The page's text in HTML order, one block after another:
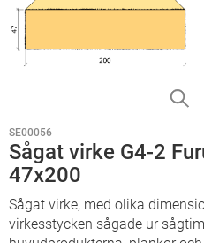
SE00056
Sågat virke G4-2
47x200
Sågat virke, med olika
virkesstycken sågade ur